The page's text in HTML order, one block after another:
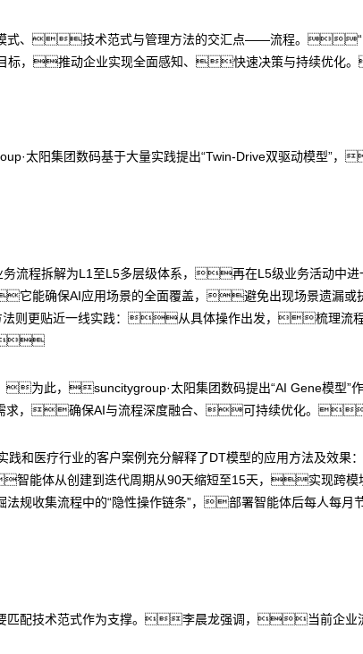
式、技术范式与管理方法的交汇点——流程。“
标，推动企业实现全面感知、快速决策与持续优化
太阳集团数码基于大量实践提出“Twin-Drive双驱动模型”，
程拆解为L1至L5多层级体系，再在L5级业务活动中进
确保AI应用场景的全面覆盖，避免出现场景遗漏或
则更贴近一线实践：从具体操作出发，梳理流

为此，suncitygroup·太阳集团数码提出“AI Gene模型
求，确保AI与流程深度融合、可持续优化。
践和医疗行业的客户案例充分解释了DT模型的应用方法及
能体从创建到迭代周期从90天缩短至15天，实现跨模
收集流程中的“隐性操作链条”，部署智能体后每人每
匹配技术范式作为支撑。李晨龙强调，当前企业